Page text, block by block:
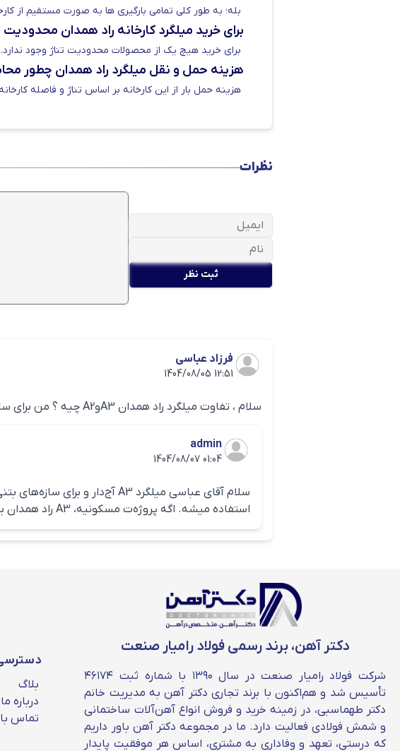
چرا خرید میلگرد راد همدان
کارخانه راد همدان بهترین گزینه برای غرب و
زیر اشاره کرد:
استفاده از آخرین تجهیزات و ماشین آلات پیشرفته
جدول وزن میلگرد راد همدان
متناسب با وزن، بیشتر می‌شود. شما می‌توانید علاوه
8
10
16
25
28
وزن میلگرد ۱۶ راد همدان
وزن میلگرد 16 راد همدان و مشخصات
قیمت میلگرد راد همدان امروز، به صورت لحظه ای در
تلفن کارخانه میلگرد راد همدان
بله؛ به طور کلی تمامی بارگیری ها به صورت مستقیم از
برای خرید میلگرد کارخانه راد همدان محدودیت
برای خرید هیچ یک از محصولات محدودیت تناژ وجود ندارد.
هزینه حمل و نقل میلگرد راد همدان چطور
هزینه حمل بار از این کارخانه بر اساس تناژ و فاصله
نظرات
ثبت نظر
فرزاد عباسی
1404/08/05 12:51
سلام ، تفاوت میلگرد راد همدان A3وA2 چیه ؟ من برای سازه بتونی می خوام، نمی دونم کدوم بهتره.
admin
1404/08/07 01:04
استفاده میشه. اگه پروژه‌ت مسکونیه، A3 راد همدان بهترین انتخابه.
دکتر آهن، برند رسمی فولاد رامیار صنعت
شرکت فولاد رامیار صنعت در سال ۱۳۹۰ با شماره ثبت ۴۶۱۷۴
تأسیس شد و هم‌اکنون با برند تجاری دکتر آهن به مدیریت خانم
دکتر طهماسبی، در زمینه خرید و فروش انواع آهن‌آلات ساختمانی
و شمش فولادی فعالیت دارد. ما در مجموعه دکتر آهن باور داریم
که درستی، تعهد و وفاداری به مشتری، اساس هر موفقیت پایدار
بلاگ
درباره ما
تماس